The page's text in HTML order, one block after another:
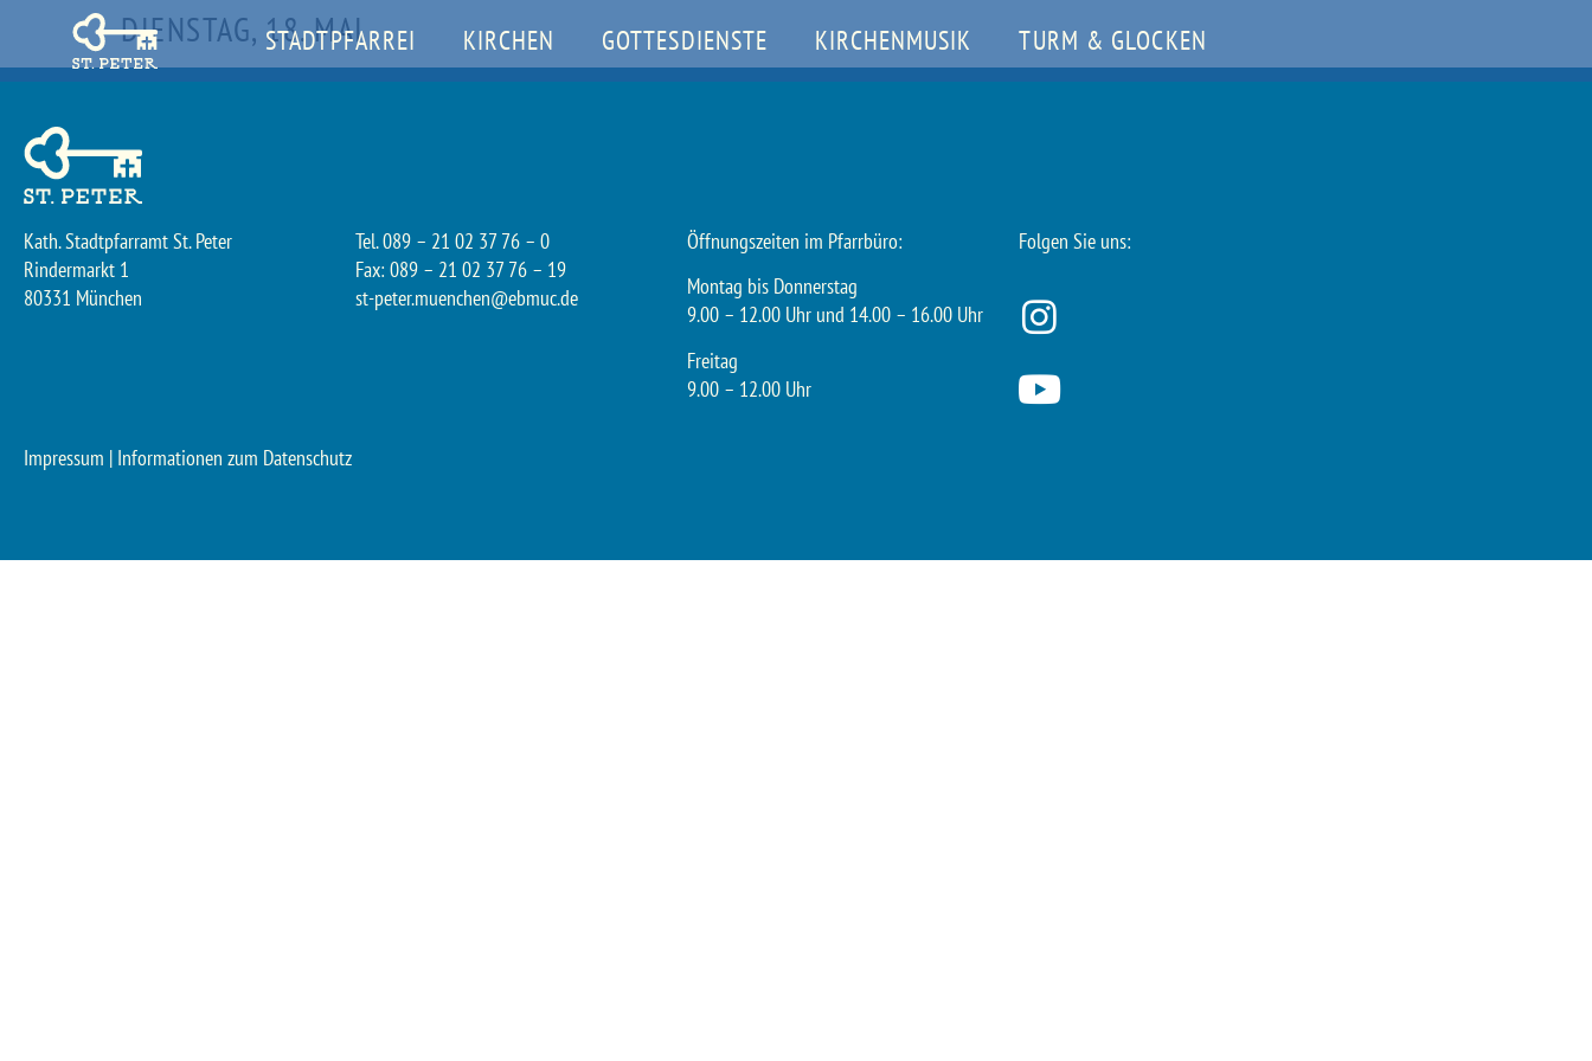
STADTPFARREI KIRCHEN GOTTESDIENSTE KIRCHENMUSIK TURM & GLOCKEN
DIENSTAG, 18. MAI
Kath. Stadtpfarramt St. Peter
Rindermarkt 1
80331 München
Tel. 089 – 21 02 37 76 – 0
Fax: 089 – 21 02 37 76 – 19
st-peter.muenchen@ebmuc.de
Öffnungszeiten im Pfarrbüro:
Montag bis Donnerstag
9.00 – 12.00 Uhr und 14.00 – 16.00 Uhr
Freitag
9.00 – 12.00 Uhr
Folgen Sie uns:
Impressum | Informationen zum Datenschutz